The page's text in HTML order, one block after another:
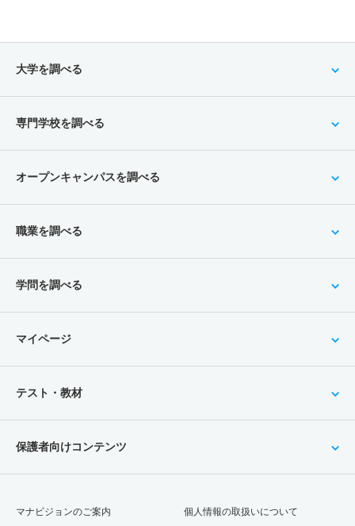
大学を調べる
専門学校を調べる
オープンキャンパスを調べる
職業を調べる
学問を調べる
マイページ
テスト・教材
保護者向けコンテンツ
マナビジョンのご案内 個人情報の取扱いについて